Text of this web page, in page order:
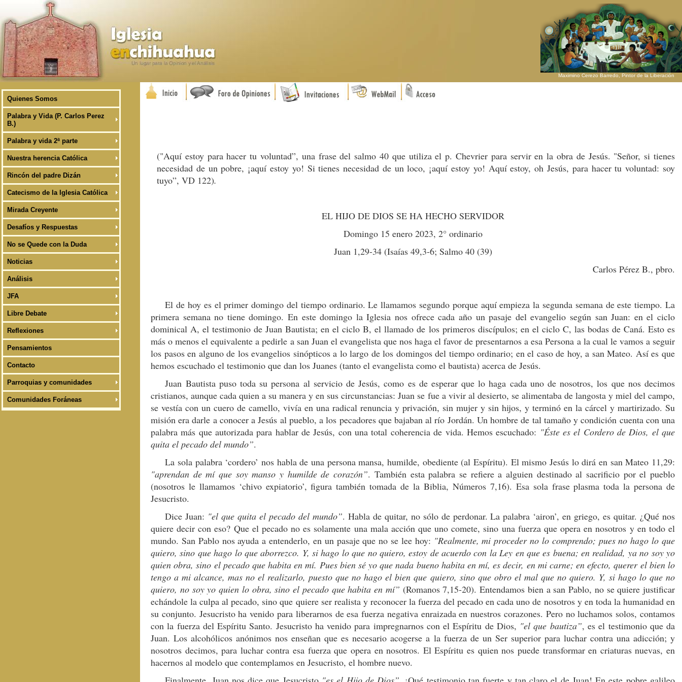
Maximino Cerezo Barredo, Pintor de la Liberación
Quienes Somos
Palabra y Vida (P. Carlos Perez
B.)
Palabra y vida 2ª parte
Nuestra herencia Católica
Rincón del padre Dizán
Catecismo de la Iglesia Católica
Mirada Creyente
Desafíos y Respuestas
No se Quede con la Duda
Noticias
Análisis
JFA
Libre Debate
Reflexiones
Pensamientos
Contacto
Parroquias y comunidades
Comunidades Foráneas
("Aquí estoy para hacer tu voluntad”, una frase del salmo 40 que utiliza el p. Chevrier para servir en la obra de Jesús. "Señor, si tienes
necesidad de un pobre, ¡aquí estoy yo! Si tienes necesidad de un loco, ¡aquí estoy yo! Aquí estoy, oh Jesús, para hacer tu voluntad: soy
tuyo”, VD 122).
EL HIJO DE DIOS SE HA HECHO SERVIDOR
Domingo 15 enero 2023, 2° ordinario
Juan 1,29-34 (Isaías 49,3-6; Salmo 40 (39)
Carlos Pérez B., pbro.
El de hoy es el primer domingo del tiempo ordinario. Le llamamos segundo porque aquí empieza la segunda semana de este tiempo. La
primera semana no tiene domingo. En este domingo la Iglesia nos ofrece cada año un pasaje del evangelio según san Juan: en el ciclo
dominical A, el testimonio de Juan Bautista; en el ciclo B, el llamado de los primeros discípulos; en el ciclo C, las bodas de Caná. Esto es
más o menos el equivalente a pedirle a san Juan el evangelista que nos haga el favor de presentarnos a esa Persona a la cual le vamos a seguir
los pasos en alguno de los evangelios sinópticos a lo largo de los domingos del tiempo ordinario; en el caso de hoy, a san Mateo. Así es que
hemos escuchado el testimonio que dan los Juanes (tanto el evangelista como el bautista) acerca de Jesús.
Juan Bautista puso toda su persona al servicio de Jesús, como es de esperar que lo haga cada uno de nosotros, los que nos decimos
cristianos, aunque cada quien a su manera y en sus circunstancias: Juan se fue a vivir al desierto, se alimentaba de langosta y miel del campo,
se vestía con un cuero de camello, vivía en una radical renuncia y privación, sin mujer y sin hijos, y terminó en la cárcel y martirizado. Su
misión era darle a conocer a Jesús al pueblo, a los pecadores que bajaban al río Jordán. Un hombre de tal tamaño y condición cuenta con una
palabra más que autorizada para hablar de Jesús, con una total coherencia de vida. Hemos escuchado: "Éste es el Cordero de Dios, el que
quita el pecado del mundo”.
La sola palabra ‘cordero’ nos habla de una persona mansa, humilde, obediente (al Espíritu). El mismo Jesús lo dirá en san Mateo 11,29:
"aprendan de mí que soy manso y humilde de corazón”. También esta palabra se refiere a alguien destinado al sacrificio por el pueblo
(nosotros le llamamos ‘chivo expiatorio’, figura también tomada de la Biblia, Números 7,16). Esa sola frase plasma toda la persona de
Jesucristo.
Dice Juan: "el que quita el pecado del mundo”. Habla de quitar, no sólo de perdonar. La palabra ‘airon’, en griego, es quitar. ¿Qué nos
quiere decir con eso? Que el pecado no es solamente una mala acción que uno comete, sino una fuerza que opera en nosotros y en todo el
mundo. San Pablo nos ayuda a entenderlo, en un pasaje que no se lee hoy: "Realmente, mi proceder no lo comprendo; pues no hago lo que
quiero, sino que hago lo que aborrezco. Y, si hago lo que no quiero, estoy de acuerdo con la Ley en que es buena; en realidad, ya no soy yo
quien obra, sino el pecado que habita en mí. Pues bien sé yo que nada bueno habita en mí, es decir, en mi carne; en efecto, querer el bien lo
tengo a mi alcance, mas no el realizarlo, puesto que no hago el bien que quiero, sino que obro el mal que no quiero. Y, si hago lo que no
quiero, no soy yo quien lo obra, sino el pecado que habita en mí” (Romanos 7,15-20). Entendamos bien a san Pablo, no se quiere justificar
echándole la culpa al pecado, sino que quiere ser realista y reconocer la fuerza del pecado en cada uno de nosotros y en toda la humanidad en
su conjunto. Jesucristo ha venido para liberarnos de esa fuerza negativa enraizada en nuestros corazones. Pero no luchamos solos, contamos
con la fuerza del Espíritu Santo. Jesucristo ha venido para impregnarnos con el Espíritu de Dios, "el que bautiza”, es el testimonio que da
Juan. Los alcohólicos anónimos nos enseñan que es necesario acogerse a la fuerza de un Ser superior para luchar contra una adicción; y
nosotros decimos, para luchar contra esa fuerza que opera en nosotros. El Espíritu es quien nos puede transformar en criaturas nuevas, en
hacernos al modelo que contemplamos en Jesucristo, el hombre nuevo.